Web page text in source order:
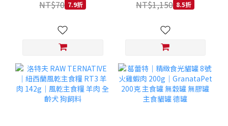
NT$70 7.9折
NT$1,150 8.5折